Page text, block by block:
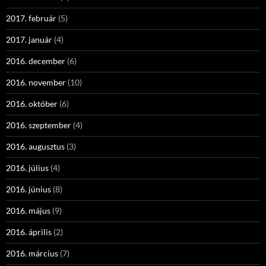
2017. február (5)
2017. január (4)
2016. december (6)
2016. november (10)
2016. október (6)
2016. szeptember (4)
2016. augusztus (3)
2016. július (4)
2016. június (8)
2016. május (9)
2016. április (2)
2016. március (7)